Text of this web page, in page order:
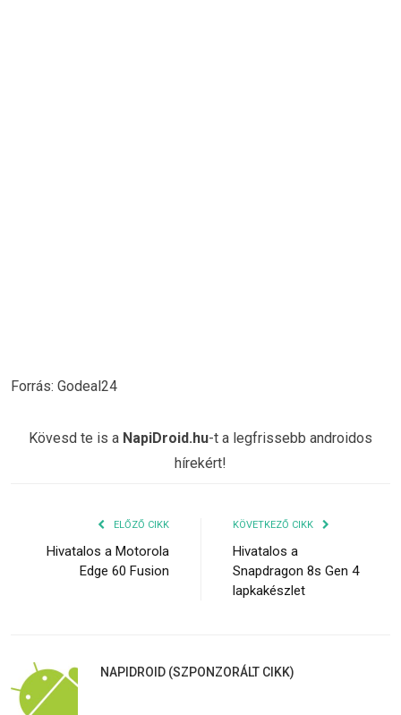
Forrás: Godeal24
Kövesd te is a NapiDroid.hu-t a legfrissebb androidos
hírekért!
ELŐZŐ CIKK
Hivatalos a Motorola
Edge 60 Fusion
KÖVETKEZŐ CIKK
Hivatalos a
Snapdragon 8s Gen 4
lapkakészlet
NAPIDROID (SZPONZORÁLT CIKK)